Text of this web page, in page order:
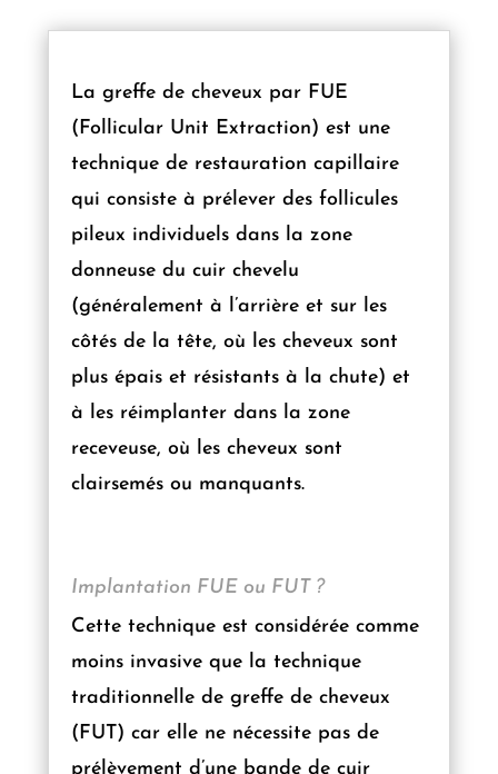
La greffe de cheveux par FUE
(Follicular Unit Extraction) est une
technique de restauration capillaire
qui consiste à prélever des follicules
pileux individuels dans la zone
donneuse du cuir chevelu
(généralement à l’arrière et sur les
côtés de la tête, où les cheveux sont
plus épais et résistants à la chute) et
à les réimplanter dans la zone
receveuse, où les cheveux sont
clairsemés ou manquants.
Implantation FUE ou FUT ?
Cette technique est considérée comme
moins invasive que la technique
traditionnelle de greffe de cheveux
(FUT) car elle ne nécessite pas de
prélèvement d’une bande de cuir